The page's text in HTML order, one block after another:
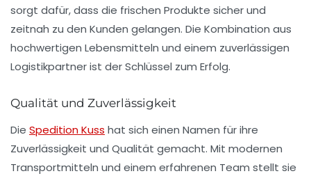
sorgt dafür, dass die frischen Produkte sicher und
zeitnah zu den Kunden gelangen. Die Kombination aus
hochwertigen Lebensmitteln und einem zuverlässigen
Logistikpartner ist der Schlüssel zum Erfolg.
Qualität und Zuverlässigkeit
Die Spedition Kuss hat sich einen Namen für ihre
Zuverlässigkeit und Qualität gemacht. Mit modernen
Transportmitteln und einem erfahrenen Team stellt sie